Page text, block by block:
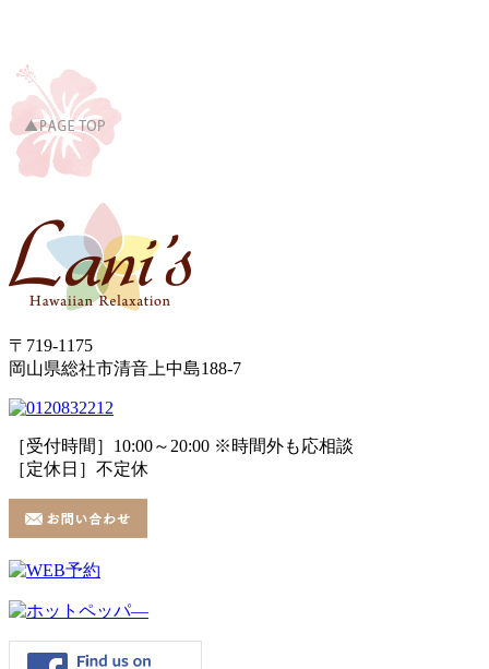
〒719-1175
岡山県総社市清音上中島188-7
［受付時間］10:00～20:00 ※時間外も応相談
［定休日］不定休